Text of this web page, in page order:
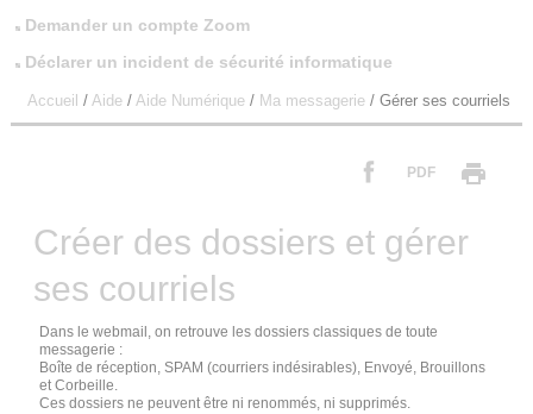
Demander un compte Zoom
Déclarer un incident de sécurité informatique
Accueil / Aide/ Aide Numérique/ Ma messagerie/ Gérer ses courriels
PDF
Créer des dossiers et gérer
ses courriels
Dans le webmail, on retrouve les dossiers classiques de toute
messagerie :
Boîte de réception, SPAM (courriers indésirables), Envoyé, Brouillons
et Corbeille.
Ces dossiers ne peuvent être ni renommés, ni supprimés.